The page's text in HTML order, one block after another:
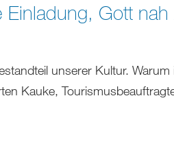
Gott nah
unserer Kultur.
Kauke,